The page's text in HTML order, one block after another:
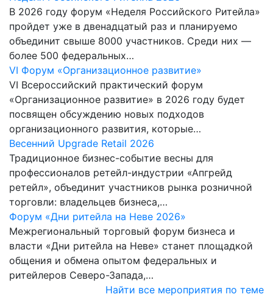
В 2026 году форум «Неделя Российского Ритейла»
пройдет уже в двенадцатый раз и планируемо
объединит свыше 8000 участников. Среди них —
более 500 федеральных…
VI Форум «Организационное развитие»
VI Всероссийский практический форум
«Организационное развитие» в 2026 году будет
посвящен обсуждению новых подходов
организационного развития, которые…
Весенний Upgrade Retail 2026
Традиционное бизнес-событие весны для
профессионалов ретейл-индустрии «Апгрейд
ретейл», объединит участников рынка розничной
торговли: владельцев бизнеса,…
Форум «Дни ритейла на Неве 2026»
Межрегиональный торговый форум бизнеса и
власти «Дни ритейла на Неве» станет площадкой
общения и обмена опытом федеральных и
ритейлеров Северо-Запада,…
Найти все мероприятия по теме